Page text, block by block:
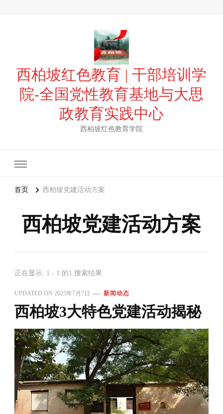
西柏坡红色教育 | 干部培训学
院-全国党性教育基地与大思
政教育实践中心
西柏坡红色教育学院
首页 西柏坡党建活动方案
西柏坡党建活动方案
正在显示: 1 - 1 的1 搜索结果
UPDATED ON 2025年7月7日 新闻动态
西柏坡3大特色党建活动揭秘